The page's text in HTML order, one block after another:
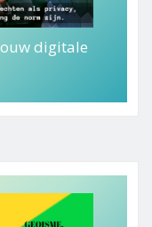
digitale